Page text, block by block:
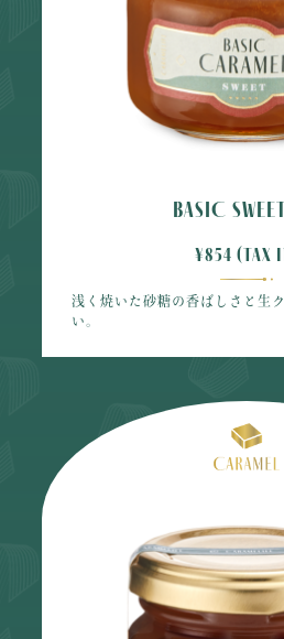
BASIC
¥854 (tax
浅く焼いた砂糖の香ばしさと生
い。